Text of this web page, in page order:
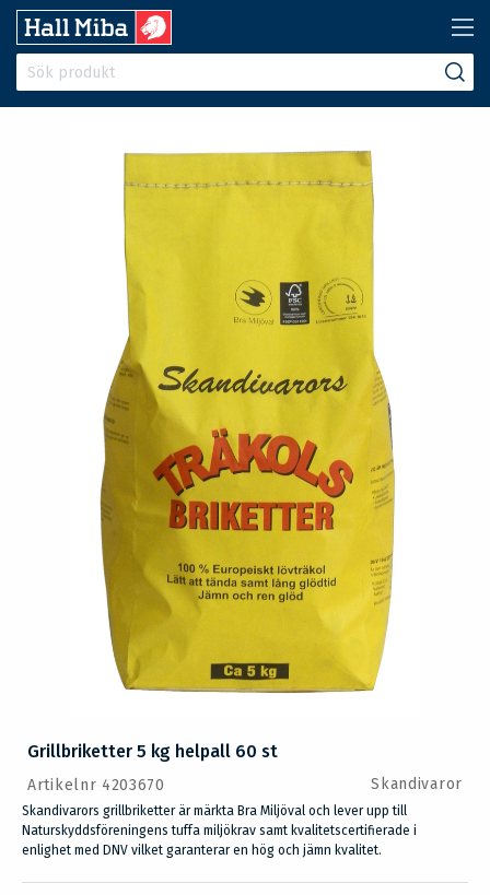
Grillbriketter 5 kg helpall 60 st
Artikelnr 4203670 Skandivaror
Skandivarors grillbriketter är märkta Bra Miljöval och lever upp till
Naturskyddsföreningens tuffa miljökrav samt kvalitetscertifierade i
enlighet med DNV vilket garanterar en hög och jämn kvalitet.